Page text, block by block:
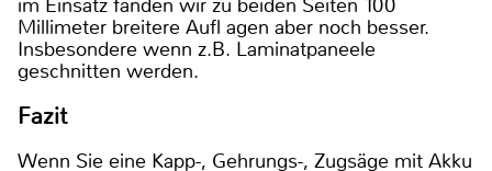
Millimeter breitere Aufl agen aber noch besser.
Insbesondere wenn z.B. Laminatpaneele
geschnitten werden.
Fazit
Wenn Sie eine Kapp-, Gehrungs-, Zugsäge mit Akku